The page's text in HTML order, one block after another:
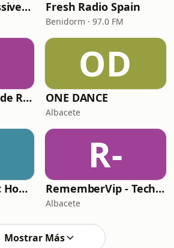
Loca FM Progressive House Fresh Radio Spain
Benidorm · 97.0 FM
RM Radio Con R de Remember
OD
ONE DANCE
Albacete
Loca FM Melodic House
R-
RememberVip - Techno
Albacete
Mostrar Más